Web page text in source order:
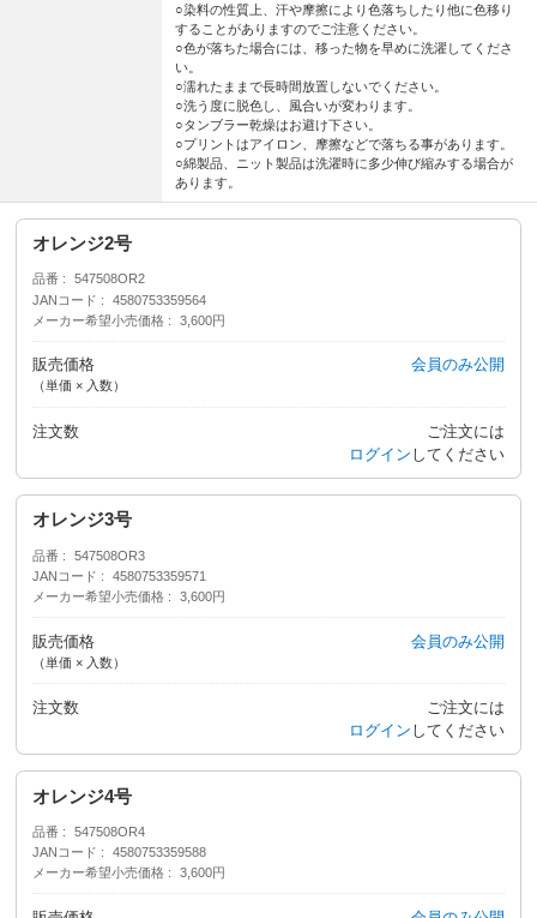
○染料の性質上、汗や摩擦により色落ちしたり他に色移り
することがありますのでご注意ください。
○色が落ちた場合には、移った物を早めに洗濯してくださ
い。
○濡れたままで長時間放置しないでください。
○洗う度に脱色し、風合いが変わります。
○タンブラー乾燥はお避け下さい。
○プリントはアイロン、摩擦などで落ちる事があります。
○綿製品、ニット製品は洗濯時に多少伸び縮みする場合が
あります。
オレンジ2号
品番
547508OR2
JANコード
4580753359564
メーカー希望小売価格
3,600円
販売価格
（単価 × 入数）
会員のみ公開
注文数
ご注文には
ログイン してください
オレンジ3号
品番
547508OR3
JANコード
4580753359571
メーカー希望小売価格
3,600円
販売価格
（単価 × 入数）
会員のみ公開
注文数
ご注文には
ログイン してください
オレンジ4号
品番
547508OR4
JANコード
4580753359588
メーカー希望小売価格
3,600円